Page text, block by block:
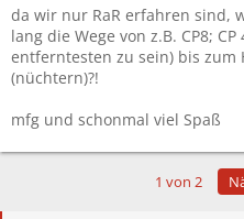
da wir nur RaR erfahren sind,
lang die Wege von z.B. CP8;
entferntesten zu sein) bis
(nüchtern)?!
mfg und schonmal viel Spaß
1 von 2